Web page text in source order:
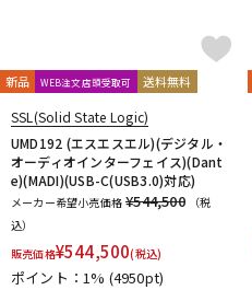
新品 WEB注文店頭受取可 送料無料
SSL(Solid State Logic)
UMD192 (エスエスエル)(デジタル・
オーディオインターフェイス)(Dant
e)(MADI)(USB-C(USB3.0)対応)
メーカー希望小売価格 ¥544,500
（税
込）
販売価格¥544,500(税込)
ポイント：1% (4950pt)